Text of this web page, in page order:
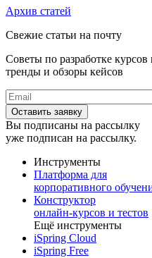
Архив статей
Свежие статьи на почту
Советы по разработке
тренды и обзоры кейсов
Вы подписаны на рассылку
уже подписан на рассылку.
Инструменты
Платформа для
корпоративного
Конструктор
онлайн-курсов и тестов
Ещё инструменты
iSpring Cloud
iSpring Free